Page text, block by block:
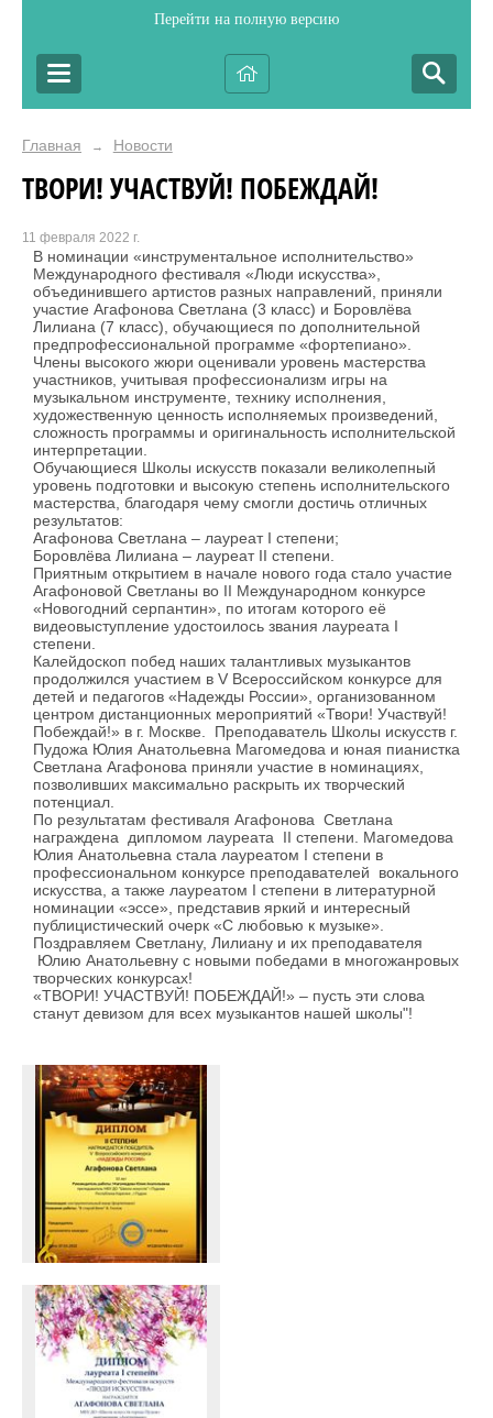
Перейти на полную версию
Главная → Новости
ТВОРИ! УЧАСТВУЙ! ПОБЕЖДАЙ!
11 февраля 2022 г.
В номинации «инструментальное исполнительство»
Международного фестиваля «Люди искусства»,
объединившего артистов разных направлений, приняли
участие Агафонова Светлана (3 класс) и Боровлёва
Лилиана (7 класс), обучающиеся по дополнительной
предпрофессиональной программе «фортепиано».
Члены высокого жюри оценивали уровень мастерства
участников, учитывая профессионализм игры на
музыкальном инструменте, технику исполнения,
художественную ценность исполняемых произведений,
сложность программы и оригинальность исполнительской
интерпретации.
Обучающиеся Школы искусств показали великолепный
уровень подготовки и высокую степень исполнительского
мастерства, благодаря чему смогли достичь отличных
результатов:
Агафонова Светлана – лауреат I степени;
Боровлёва Лилиана – лауреат II степени.
Приятным открытием в начале нового года стало участие
Агафоновой Светланы во II Международном конкурсе
«Новогодний серпантин», по итогам которого её
видеовыступление удостоилось звания лауреата I
степени.
Калейдоскоп побед наших талантливых музыкантов
продолжился участием в V Всероссийском конкурсе для
детей и педагогов «Надежды России», организованном
центром дистанционных мероприятий «Твори! Участвуй!
Побеждай!» в г. Москве. Преподаватель Школы искусств г.
Пудожа Юлия Анатольевна Магомедова и юная пианистка
Светлана Агафонова приняли участие в номинациях,
позволивших максимально раскрыть их творческий
потенциал.
По результатам фестиваля Агафонова Светлана
награждена дипломом лауреата II степени. Магомедова
Юлия Анатольевна стала лауреатом I степени в
профессиональном конкурсе преподавателей вокального
искусства, а также лауреатом I степени в литературной
номинации «эссе», представив яркий и интересный
публицистический очерк «С любовью к музыке».
Поздравляем Светлану, Лилиану и их преподавателя
Юлию Анатольевну с новыми победами в многожанровых
творческих конкурсах!
«ТВОРИ! УЧАСТВУЙ! ПОБЕЖДАЙ!» – пусть эти слова
станут девизом для всех музыкантов нашей школы"!